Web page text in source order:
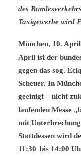
des
Taxigewerbe wird
München, 10.
April ist der
gegen das sog.
Scheuer. In
geeinigt – nicht
laufenden Messe
mit
Stattdessen wird
11:30 bis 14:00